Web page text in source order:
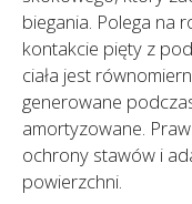
biegania. Polega na
kontakcie pięty z
ciała jest
generowane
amortyzowane.
ochrony stawów i
powierzchni.